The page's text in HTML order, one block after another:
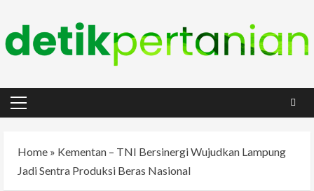
content
Primary
Home » Kementan – TNI Bersinergi Wujudkan Lampung
Jadi Sentra Produksi Beras Nasional